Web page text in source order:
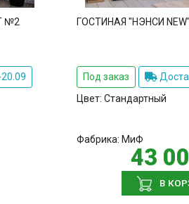
№2 ГОСТИНАЯ "НЭНСИ
Под заказ
Цвет: Стандартный
Фабрика: МиФ
43
В